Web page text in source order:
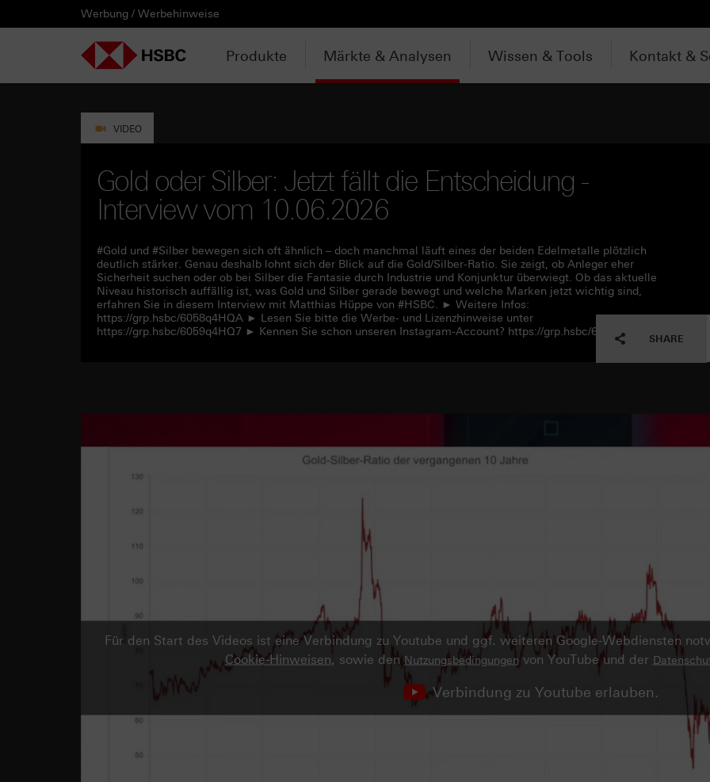
PRODUKTE
HEBELPRODUKTE
MÄRKTE & ANALYSEN
WISSEN & TOOLS
KONTAKT & SERVICE
DOWNLOADCENTER
LÄNDERAUSWAHL
Deutschland
AUSGEWÄHLTE SEITEN
HEBELPRODUKTE
Knock-out-Produkte
Weitere Hebelprodukte
Ausgestoppte Produkte
Intraday-Emissionen
ANLAGEPRODUKTE
Aktien- / Indexanleihen
Discount-Zertifikate
Express-Zertifikate
Kapitalschutz-Produkte
Sprint-Zertifikate
Strategie- / Basket- /
Themenzertifikate
AKTUELLES
Anpassungen / Kündigungen
Neuemissionen
ANALYSEN
Daily Trading
Trendkompass
Newsletter-Abonnement
VIDEOS
ntv-Zertifikate mit HSBC
Börse Stuttgart TV mit HSBC
Zertifikate Aktuell mit HSBC
WATCHLIST
Login / Zur Watchlist
WEBINARE
Webinartermine
WISSEN
kostenlose eBooks
Aktien- / Indexanleihen Rechner
Trendkompass
KONTAKT
Kontaktformular
SERVICE
Wir über uns
DOWNLOADCENTER
Basisprospekte /
Wertpapierbeschreibungen
Werbung / Werbehinweise
Produkte Märkte & Analysen Wissen & Tools Kontakt &
VIDEO
Gold oder Silber: Jetzt fällt die Entscheidung -
Interview vom 10.06.2026
#Gold und #Silber bewegen sich oft ähnlich – doch manchmal läuft eines der beiden Edelmetalle plötzlich
deutlich stärker. Genau deshalb lohnt sich der Blick auf die Gold/Silber-Ratio. Sie zeigt, ob Anleger eher
Sicherheit suchen oder ob bei Silber die Fantasie durch Industrie und Konjunktur überwiegt. Ob das aktuelle
Niveau historisch auffällig ist, was Gold und Silber gerade bewegt und welche Marken jetzt wichtig sind,
erfahren Sie in diesem Interview mit Matthias Hüppe von #HSBC. ► Weitere Infos:
https://grp.hsbc/6058q4HQA ► Lesen Sie bitte die Werbe- und Lizenzhinweise unter
https://grp.hsbc/6059q4HQ7 ► Kennen Sie schon unseren Instagram-Account? https://grp.hsbc/6050q4HQC
SHARE
Für den Start des Videos ist eine Verbindung zu Youtube und ggf. weiteren Google-Webdiensten
Cookie-Hinweisen, sowie denNutzungsbedingungen von YouTube und der
Verbindung zu Youtube erlauben.